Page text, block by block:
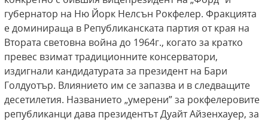
губернатор на Ню Йорк Нелсън Рокфелер. Фракцията
е доминираща в Републиканската партия от края на
Втората световна война до 1964г., когато за кратко
превес взимат традиционните консерватори,
издигнали кандидатурата за президент на Бари
Голдуотър. Влиянието им се запазва и в следващите
десетилетия. Названието „умерени” за рокфелеровите
републиканци дава президентът Дуайт Айзенхауер, за